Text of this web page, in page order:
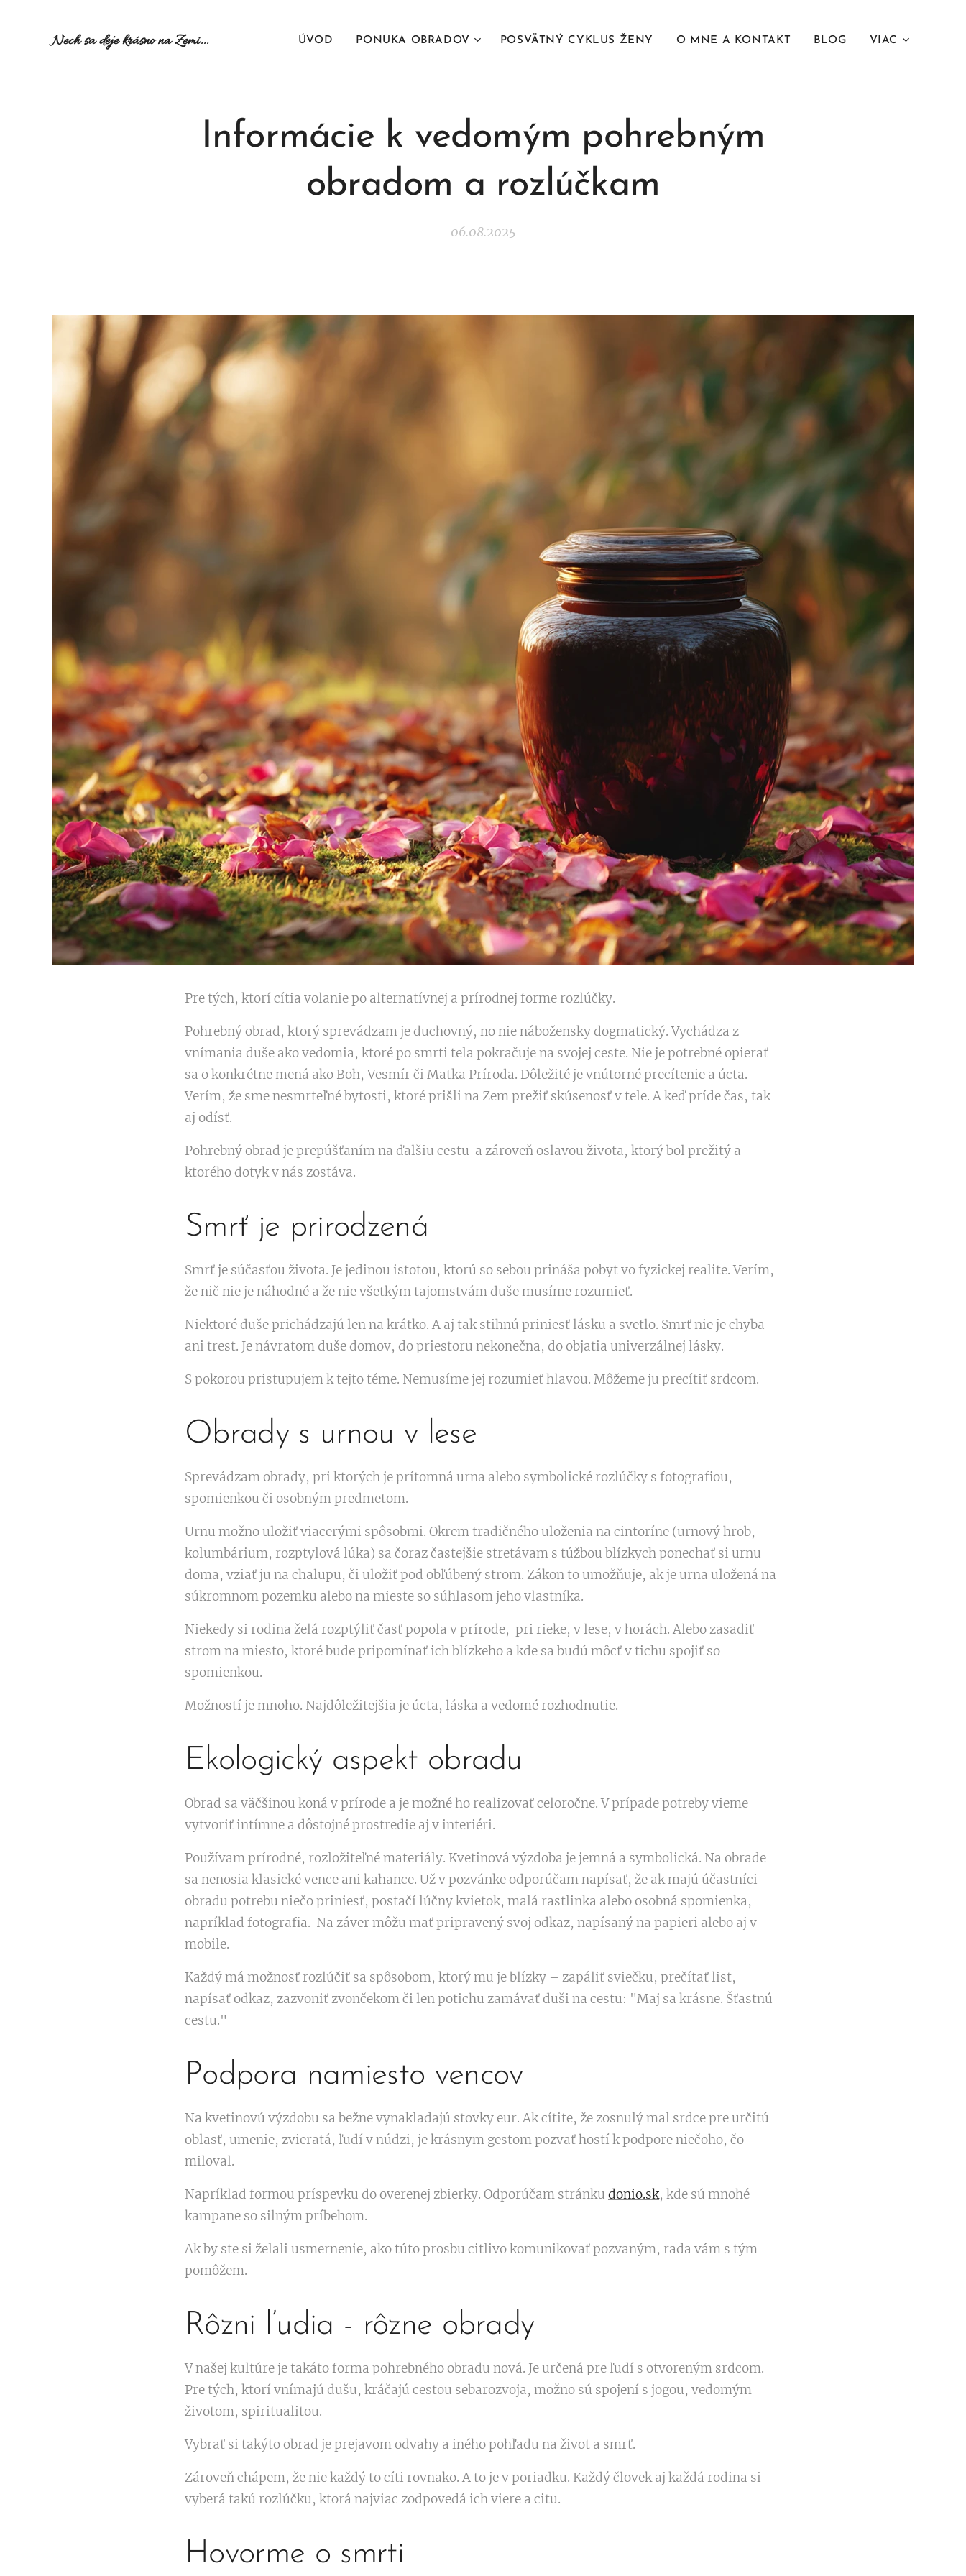
Nech sa deje krásno na Zemi... ÚVOD PONUKA OBRADOV POSVÄTNÝ CYKLUS ŽENY O MNE A KONTAKT BLOG VIAC
Informácie k vedomým pohrebným
obradom a rozlúčkam
06.08.2025
Pre tých, ktorí cítia volanie po alternatívnej a prírodnej forme rozlúčky.
Pohrebný obrad, ktorý sprevádzam je duchovný, no nie nábožensky dogmatický. Vychádza z
vnímania duše ako vedomia, ktoré po smrti tela pokračuje na svojej ceste. Nie je potrebné opierať
sa o konkrétne mená ako Boh, Vesmír či Matka Príroda. Dôležité je vnútorné precítenie a úcta.
Verím, že sme nesmrteľné bytosti, ktoré prišli na Zem prežiť skúsenosť v tele. A keď príde čas, tak
aj odísť.
Pohrebný obrad je prepúšťaním na ďalšiu cestu a zároveň oslavou života, ktorý bol prežitý a
ktorého dotyk v nás zostáva.
Smrť je prirodzená
Smrť je súčasťou života. Je jedinou istotou, ktorú so sebou prináša pobyt vo fyzickej realite. Verím,
že nič nie je náhodné a že nie všetkým tajomstvám duše musíme rozumieť.
Niektoré duše prichádzajú len na krátko. A aj tak stihnú priniesť lásku a svetlo. Smrť nie je chyba
ani trest. Je návratom duše domov, do priestoru nekonečna, do objatia univerzálnej lásky.
S pokorou pristupujem k tejto téme. Nemusíme jej rozumieť hlavou. Môžeme ju precítiť srdcom.
Obrady s urnou v lese
Sprevádzam obrady, pri ktorých je prítomná urna alebo symbolické rozlúčky s fotografiou,
spomienkou či osobným predmetom.
Urnu možno uložiť viacerými spôsobmi. Okrem tradičného uloženia na cintoríne (urnový hrob,
kolumbárium, rozptylová lúka) sa čoraz častejšie stretávam s túžbou blízkych ponechať si urnu
doma, vziať ju na chalupu, či uložiť pod obľúbený strom. Zákon to umožňuje, ak je urna uložená na
súkromnom pozemku alebo na mieste so súhlasom jeho vlastníka.
Niekedy si rodina želá rozptýliť časť popola v prírode, pri rieke, v lese, v horách. Alebo zasadiť
strom na miesto, ktoré bude pripomínať ich blízkeho a kde sa budú môcť v tichu spojiť so
spomienkou.
Možností je mnoho. Najdôležitejšia je úcta, láska a vedomé rozhodnutie.
Ekologický aspekt obradu
Obrad sa väčšinou koná v prírode a je možné ho realizovať celoročne. V prípade potreby vieme
vytvoriť intímne a dôstojné prostredie aj v interiéri.
Používam prírodné, rozložiteľné materiály. Kvetinová výzdoba je jemná a symbolická. Na obrade
sa nenosia klasické vence ani kahance. Už v pozvánke odporúčam napísať, že ak majú účastníci
obradu potrebu niečo priniesť, postačí lúčny kvietok, malá rastlinka alebo osobná spomienka,
napríklad fotografia. Na záver môžu mať pripravený svoj odkaz, napísaný na papieri alebo aj v
mobile.
Každý má možnosť rozlúčiť sa spôsobom, ktorý mu je blízky – zapáliť sviečku, prečítať list,
napísať odkaz, zazvoniť zvončekom či len potichu zamávať duši na cestu: "Maj sa krásne. Šťastnú
cestu."
Podpora namiesto vencov
Na kvetinovú výzdobu sa bežne vynakladajú stovky eur. Ak cítite, že zosnulý mal srdce pre určitú
oblasť, umenie, zvieratá, ľudí v núdzi, je krásnym gestom pozvať hostí k podpore niečoho, čo
miloval.
Napríklad formou príspevku do overenej zbierky. Odporúčam stránku donio.sk, kde sú mnohé
kampane so silným príbehom.
Ak by ste si želali usmernenie, ako túto prosbu citlivo komunikovať pozvaným, rada vám s tým
pomôžem.
Rôzni ľudia - rôzne obrady
V našej kultúre je takáto forma pohrebného obradu nová. Je určená pre ľudí s otvoreným srdcom.
Pre tých, ktorí vnímajú dušu, kráčajú cestou sebarozvoja, možno sú spojení s jogou, vedomým
životom, spiritualitou.
Vybrať si takýto obrad je prejavom odvahy a iného pohľadu na život a smrť.
Zároveň chápem, že nie každý to cíti rovnako. A to je v poriadku. Každý človek aj každá rodina si
vyberá takú rozlúčku, ktorá najviac zodpovedá ich viere a citu.
Hovorme o smrti